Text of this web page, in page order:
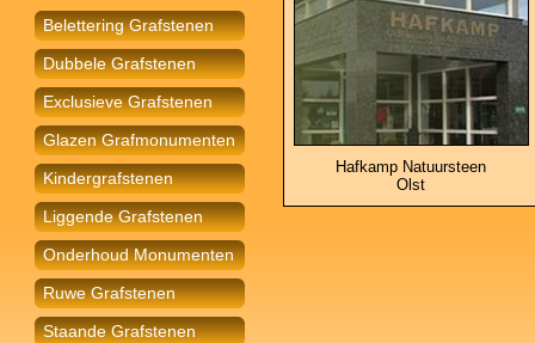
Belettering Grafstenen
Dubbele Grafstenen
Exclusieve Grafstenen
Glazen Grafmonumenten
Kindergrafstenen
Liggende Grafstenen
Onderhoud Monumenten
Ruwe Grafstenen
Staande Grafstenen
Hafkamp Natuursteen
Olst